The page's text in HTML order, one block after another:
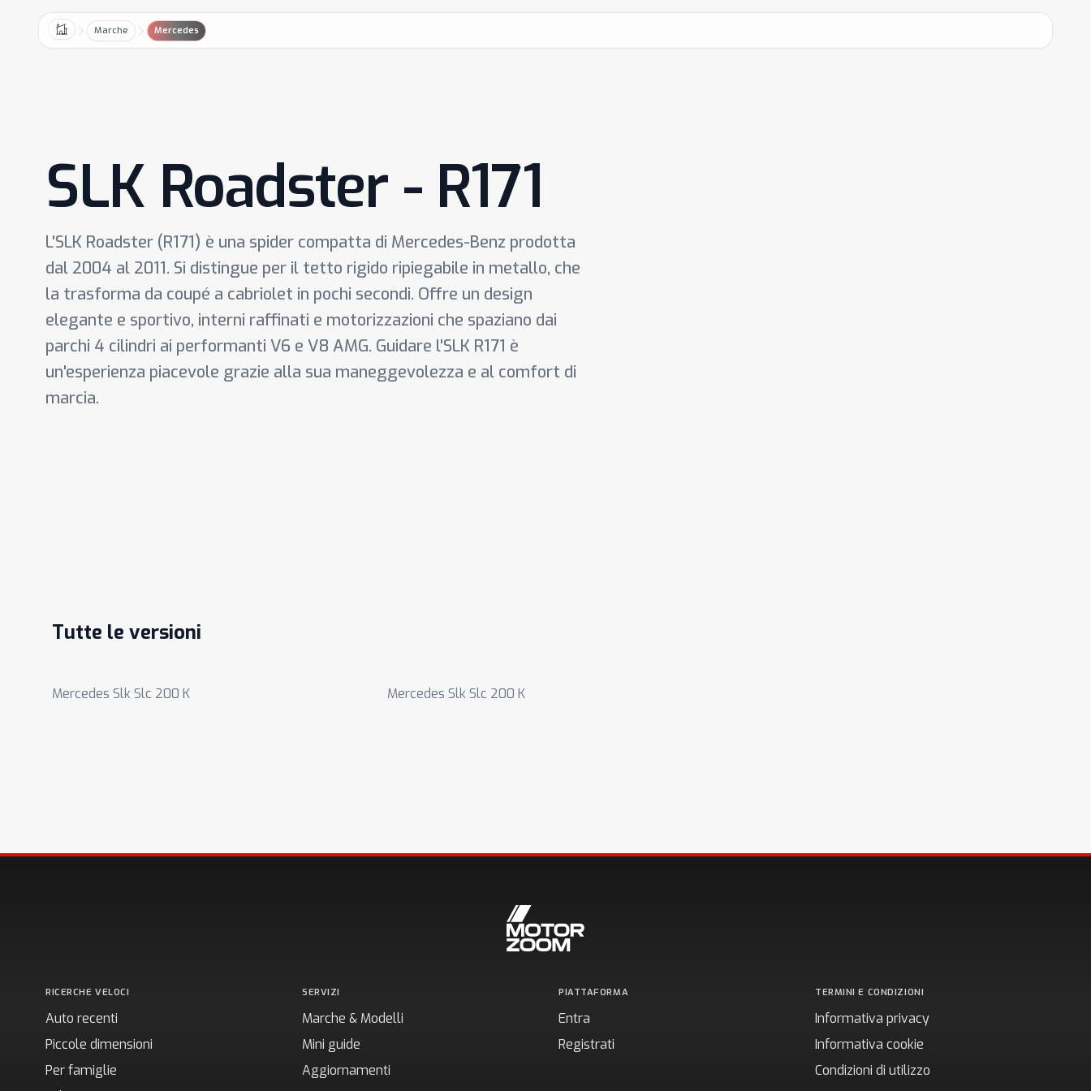
Home Marche Mercedes
SLK Roadster - R171
L'SLK Roadster (R171) è una spider compatta di Mercedes-Benz prodotta
dal 2004 al 2011. Si distingue per il tetto rigido ripiegabile in metallo, che
la trasforma da coupé a cabriolet in pochi secondi. Offre un design
elegante e sportivo, interni raffinati e motorizzazioni che spaziano dai
parchi 4 cilindri ai performanti V6 e V8 AMG. Guidare l'SLK R171 è
un'esperienza piacevole grazie alla sua maneggevolezza e al comfort di
marcia.
Tutte le versioni
Mercedes Slk Slc 200 K Mercedes Slk Slc 200 K
RICERCHE VELOCI
Auto recenti
Piccole dimensioni
Per famiglie
SERVIZI
Marche & Modelli
Mini guide
Aggiornamenti
PIATTAFORMA
Entra
Registrati
TERMINI E CONDIZIONI
Informativa privacy
Informativa cookie
Condizioni di utilizzo